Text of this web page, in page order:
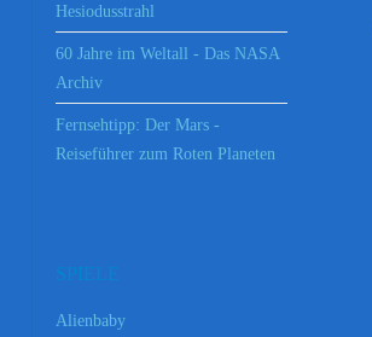
Hesiodusstrahl
60 Jahre im Weltall - Das NASA
Archiv
Fernsehtipp: Der Mars -
Reiseführer zum Roten Planeten
SPIELE
Alienbaby